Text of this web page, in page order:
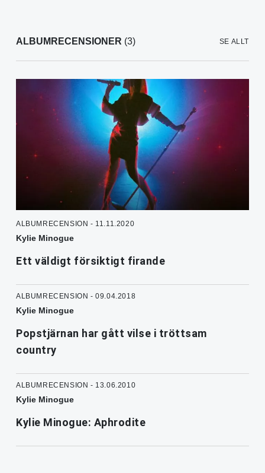
ALBUMRECENSIONER (3) SE ALLT
ALBUMRECENSION - 11.11.2020
Kylie Minogue
Ett väldigt försiktigt firande
ALBUMRECENSION - 09.04.2018
Kylie Minogue
Popstjärnan har gått vilse i tröttsam
country
ALBUMRECENSION - 13.06.2010
Kylie Minogue
Kylie Minogue: Aphrodite